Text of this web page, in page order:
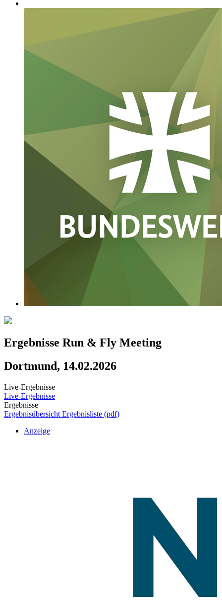
Ergebnisse Run & Fly Meeting
Dortmund, 14.02.2026
Live-Ergebnisse
Live-Ergebnisse
Ergebnisse
Ergebnisübersicht Ergebnisliste (pdf)
Anzeige